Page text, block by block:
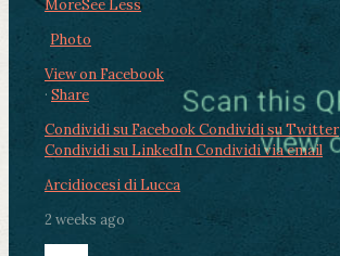
MoreSee Less
Photo
View on Facebook
· Share
Condividi su FacebookCondividi su Twitter
Condividi su LinkedInCondividi via email
Arcidiocesi di Lucca
2 weeks ago